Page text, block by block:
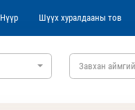
Нүүр Шүүх хуралдааны тов
Завхан